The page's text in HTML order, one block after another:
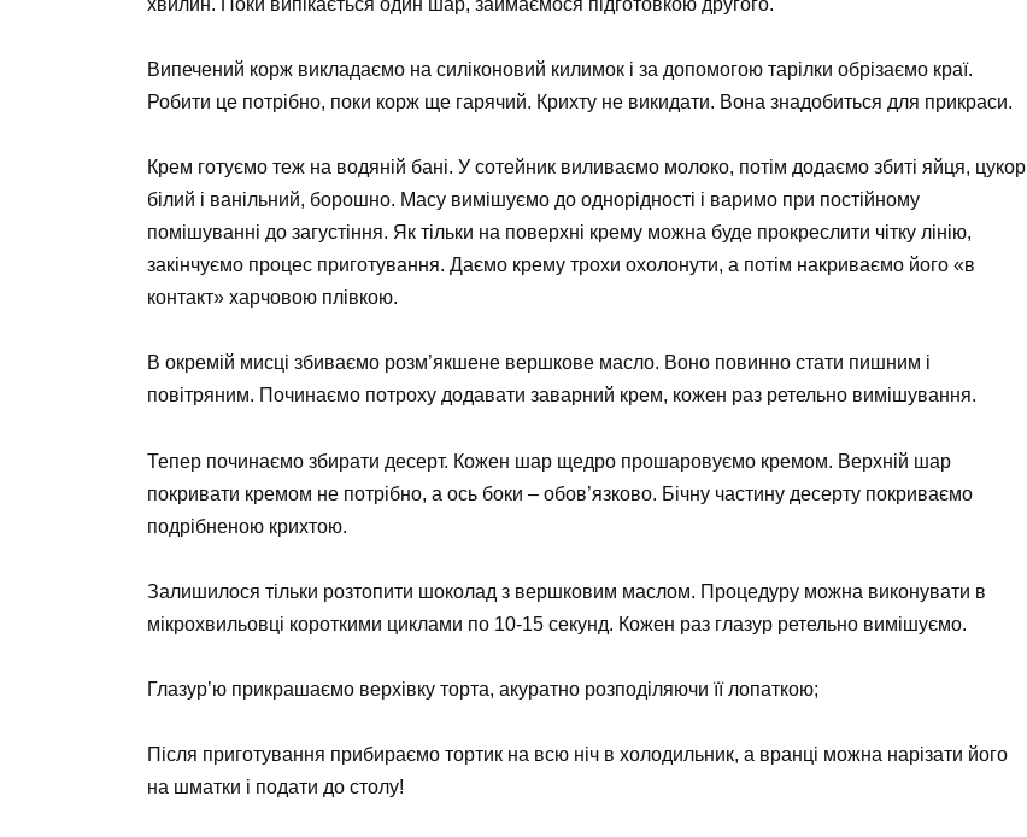
Випечений корж викладаємо на силіконовий килимок і за допомогою тарілки обрізаємо краї.
Робити це потрібно, поки корж ще гарячий. Крихту не викидати. Вона знадобиться для прикраси.
Крем готуємо теж на водяній бані. У сотейник виливаємо молоко, потім додаємо збиті яйця, цукор
білий і ванільний, борошно. Масу вимішуємо до однорідності і варимо при постійному
помішуванні до загустіння. Як тільки на поверхні крему можна буде прокреслити чітку лінію,
закінчуємо процес приготування. Даємо крему трохи охолонути, а потім накриваємо його «в
контакт» харчовою плівкою.
В окремій мисці збиваємо розм’якшене вершкове масло. Воно повинно стати пишним і
повітряним. Починаємо потроху додавати заварний крем, кожен раз ретельно вимішування.
Тепер починаємо збирати десерт. Кожен шар щедро прошаровуємо кремом. Верхній шар
покривати кремом не потрібно, а ось боки – обов’язково. Бічну частину десерту покриваємо
подрібненою крихтою.
Залишилося тільки розтопити шоколад з вершковим маслом. Процедуру можна виконувати в
мікрохвильовці короткими циклами по 10-15 секунд. Кожен раз глазур ретельно вимішуємо.
Глазур’ю прикрашаємо верхівку торта, акуратно розподіляючи її лопаткою;
Після приготування прибираємо тортик на всю ніч в холодильник, а вранці можна нарізати його
на шматки і подати до столу!